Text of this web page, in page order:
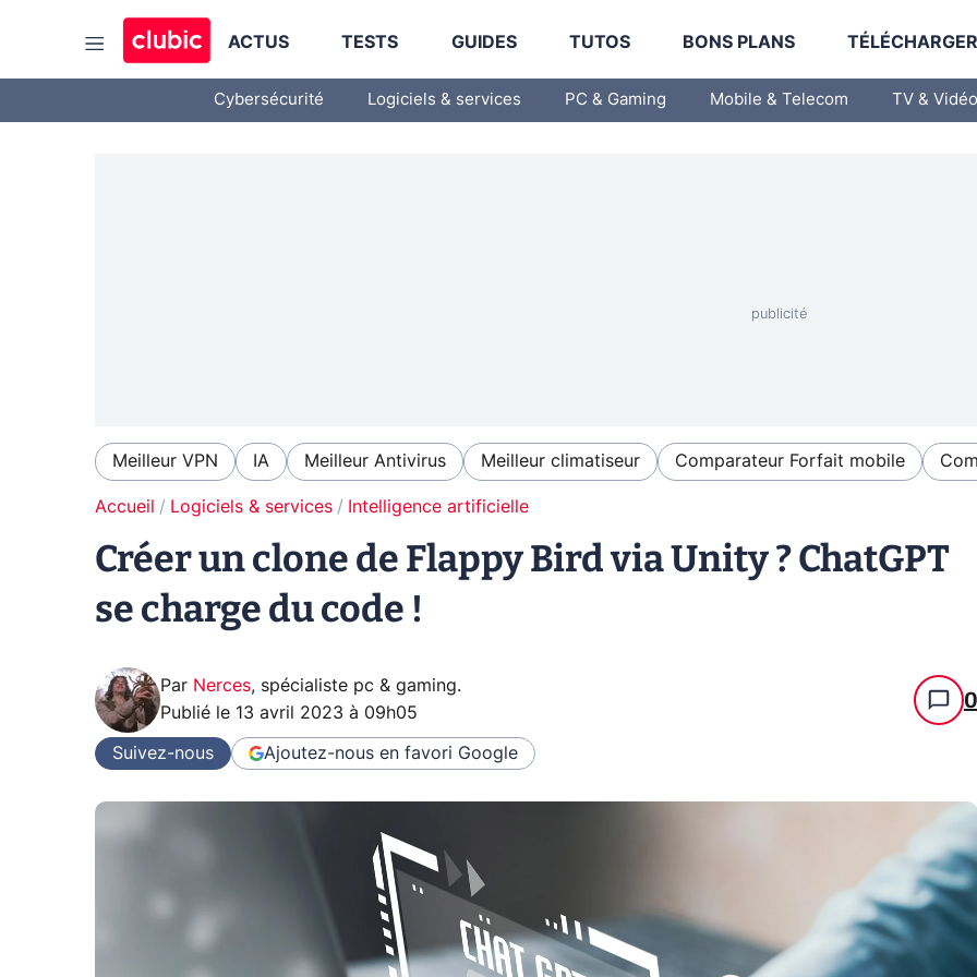
ACTUS TESTS GUIDES TUTOS BONS PLANS
Cybersécurité Logiciels & services PC & Gaming Mobile & Telecom TV & Vidéo
Meilleur VPN IA Meilleur Antivirus Meilleur climatiseur Comparateur Forfait mobile
Accueil Logiciels & services Intelligence artificielle
Créer un clone de Flappy Bird via Unity ? ChatGPT
se charge du code !
Par Nerces, spécialiste pc & gaming.
Publié le 13 avril 2023 à 09h05 0
Suivez-nous Ajoutez-nous en favori Google